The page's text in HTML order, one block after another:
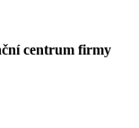
centrum firmy